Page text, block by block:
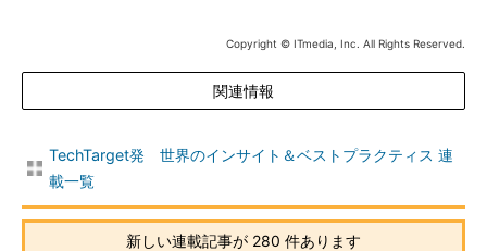
Copyright © ITmedia, Inc. All Rights Reserved.
関連情報
TechTarget発 世界のインサイト＆ベストプラクティス 連
載一覧
新しい連載記事が 280 件あります